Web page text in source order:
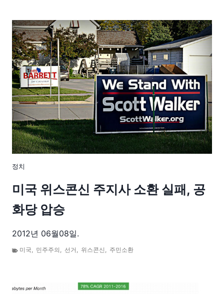
정치
미국 위스콘신 주지사 소환 실패, 공
화당 압승
2012년 06월08일.
미국, 민주주의 , 선거 , 위스콘신 , 주민소환